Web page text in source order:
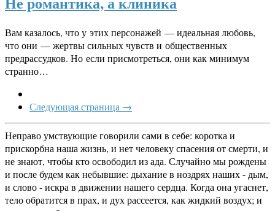
Вам казалось, что у этих персонажей — идеальная любовь,
что они — жертвы сильных чувств и общественных
предрассудков. Но если присмотреться, они как минимум
странно…
Следующая страница →
Неправо умствующие говорили сами в себе: коротка и
прискорбна наша жизнь, и нет человеку спасения от смерти, и
не знают, чтобы кто освободил из ада. Случайно мы рождены
и после будем как небывшие: дыхание в ноздрях наших - дым,
и слово - искра в движении нашего сердца. Когда она угаснет,
тело обратится в прах, и дух рассеется, как жидкий воздух; и